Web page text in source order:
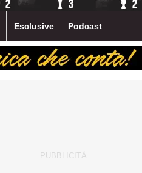
Esclusive Podcast